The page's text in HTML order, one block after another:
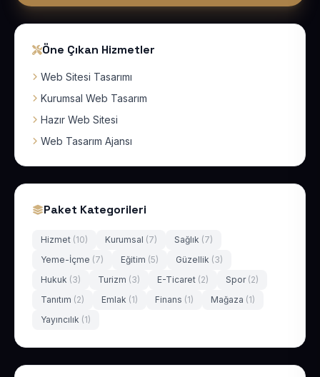
Öne Çıkan Hizmetler
Web Sitesi Tasarımı
Kurumsal Web Tasarım
Hazır Web Sitesi
Web Tasarım Ajansı
Paket Kategorileri
Hizmet (10) Kurumsal (7) Sağlık (7)
Yeme-İçme (7) Eğitim (5) Güzellik (3)
Hukuk (3) Turizm (3) E-Ticaret (2) Spor (2)
Tanıtım (2) Emlak (1) Finans (1) Mağaza (1)
Yayıncılık (1)